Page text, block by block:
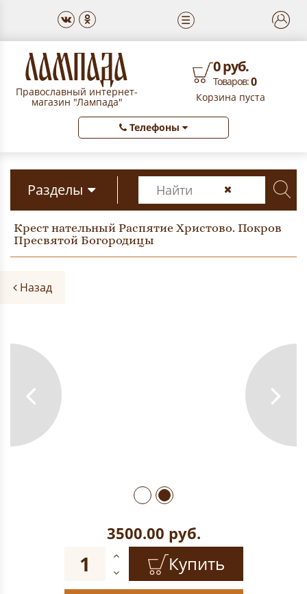
☰
Православный интернет-
магазин "Лампада"
0 руб.
Товаров:0
Корзина пуста
Телефоны
Разделы
Крест нательный Распятие Христово. Покров
Пресвятой Богородицы
Назад
3500.00 руб.
Купить